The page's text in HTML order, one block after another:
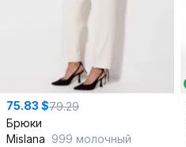
75.83 $79.29
Брюки
Mislana 999 молочный